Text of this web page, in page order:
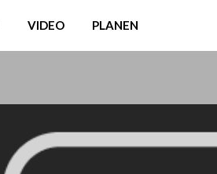
VIDEO PLANEN